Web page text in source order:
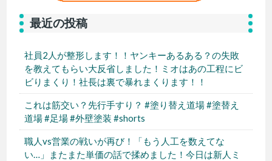
最近の投稿
社員2人が整形します！！ヤンキーあるある？の失敗
を教えてもらい大反省しました！ミオはあの工程にビ
ビりまくり！社長は裏で暴れまくります！！
これは筋交い？先行手すり？ #塗り替え道場 #塗替え
道場 #足場 #外壁塗装 #shorts
職人vs営業の戦いが再び！「もう人工を数えてな
い…」またまた単価の話で揉めました！今日は新人ミ